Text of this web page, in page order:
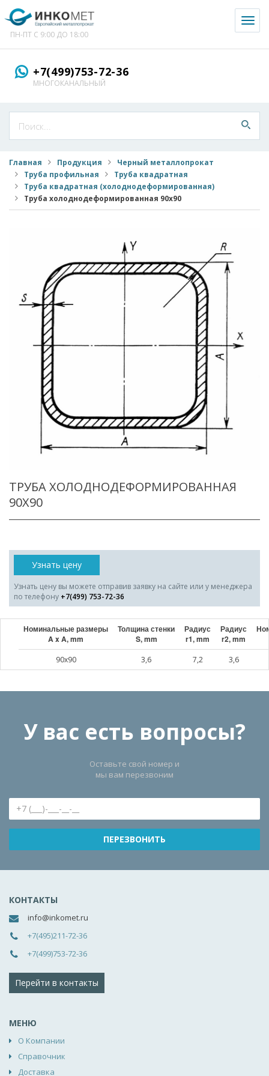
ПН-ПТ С 9:00 ДО 18:00
+7(499)753-72-36
МНОГОКАНАЛЬНЫЙ
Главная Продукция
Черный металлопрокат
Труба профильная
Труба квадратная
Труба квадратная (холоднодеформированная)
Труба холоднодеформированная 90x90
ТРУБА ХОЛОДНОДЕФОРМИРОВАННАЯ
90X90
Узнать цену
Узнать цену вы можете отправив заявку на сайте или у менеджера
по телефону +7(499) 753-72-36
Номинальные размеры
A x A, mm
Толщина стенки
S, mm
Радиус
r1, mm
Радиус
r2, mm
90x90 3,6 7,2 3,6
У вас есть вопросы?
Оставьте свой номер и
мы вам перезвоним
КОНТАКТЫ
info@inkomet.ru
+7(495)211-72-36
+7(499)753-72-36
Перейти в контакты
МЕНЮ
О Компании
Справочник
Доставка